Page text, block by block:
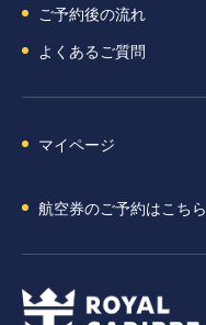
ご予約後の流れ
よくあるご質問
マイページ
航空券のご予約はこちら